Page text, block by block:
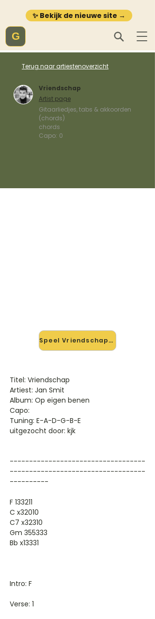
✨ Bekijk de nieuwe site →
G
Terug naar artiestenoverzicht
Vriendschap
Artist page
Gitaarliedjes, tabs & akkoorden
(chords)
chords
Capo: 0
Speel Vriendschap mee →
Titel: Vriendschap
Artiest: Jan Smit
Album: Op eigen benen
Capo:
Tuning: E-A-D-G-B-E
uitgezocht door: kjk
-----------------------------------
-----------------------------------
----------
F 133211
C x32010
C7 x32310
Gm 355333
Bb x13331
Intro: F
Verse: 1